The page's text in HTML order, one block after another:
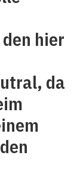
hier
da